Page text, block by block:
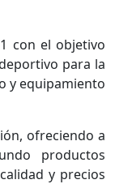
con el objetivo
para la
y equipamiento
ofreciendo a
productos
y precios